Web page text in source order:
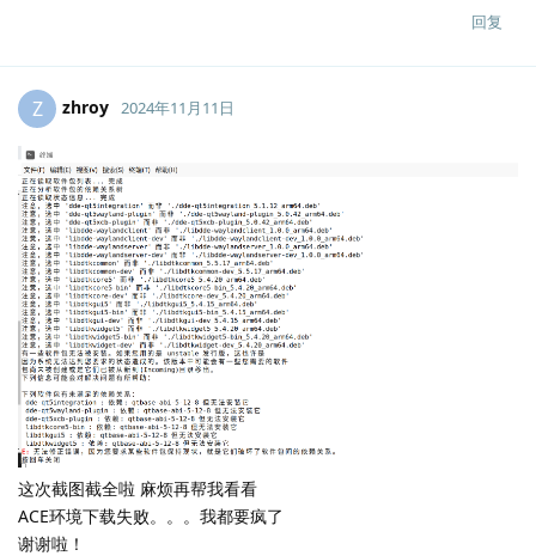
回复
Z zhroy 2024年11月11日
这次截图截全啦 麻烦再帮我看看
ACE环境下载失败。。。我都要疯了
谢谢啦！